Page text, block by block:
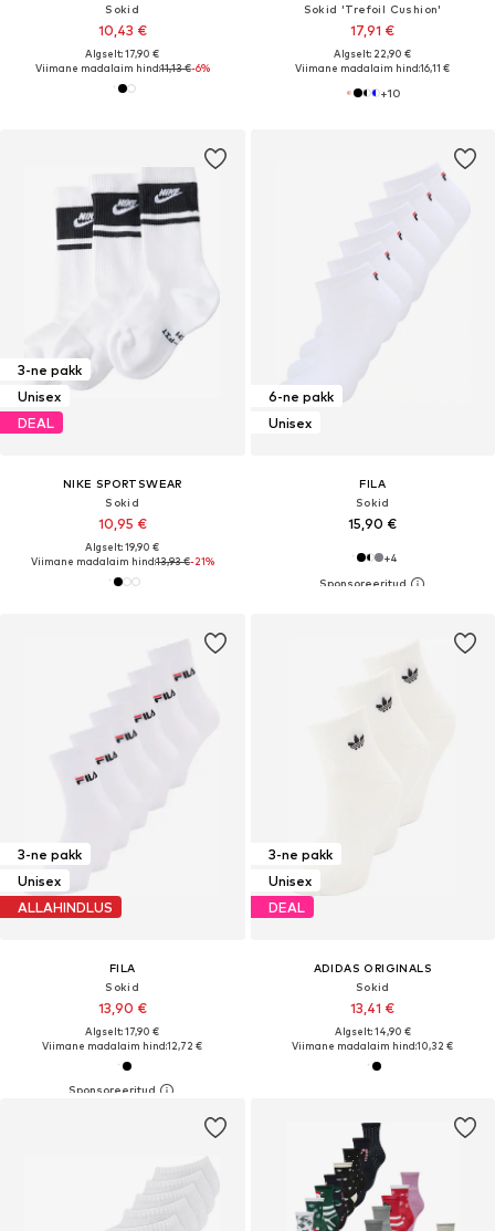
Sokid
10,43 €
Algselt: 17,90 €
Viimane madalaim hind:11,13 €-6%
Sokid 'Trefoil Cushion'
17,91 €
Algselt: 22,90 €
Viimane madalaim hind:16,11 €
+10
3-ne pakk
Unisex
DEAL
NIKE SPORTSWEAR
Sokid
10,95 €
Algselt: 19,90 €
Viimane madalaim hind:13,93 €-21%
6-ne pakk
Unisex
FILA
Sokid
15,90 €
+4
3-ne pakk
Unisex
ALLAHINDLUS
FILA
Sokid
13,90 €
Algselt: 17,90 €
Viimane madalaim hind:12,72 €
3-ne pakk
Unisex
DEAL
ADIDAS ORIGINALS
Sokid
13,41 €
Algselt: 14,90 €
Viimane madalaim hind:10,32 €